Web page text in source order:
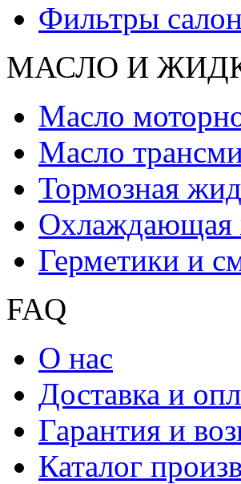
Фильтры
МАСЛО И
Масло
Масло
Тормозная
Охлаждающая
Герметики и
FAQ
О нас
Доставка и
Гарантия и
Каталог